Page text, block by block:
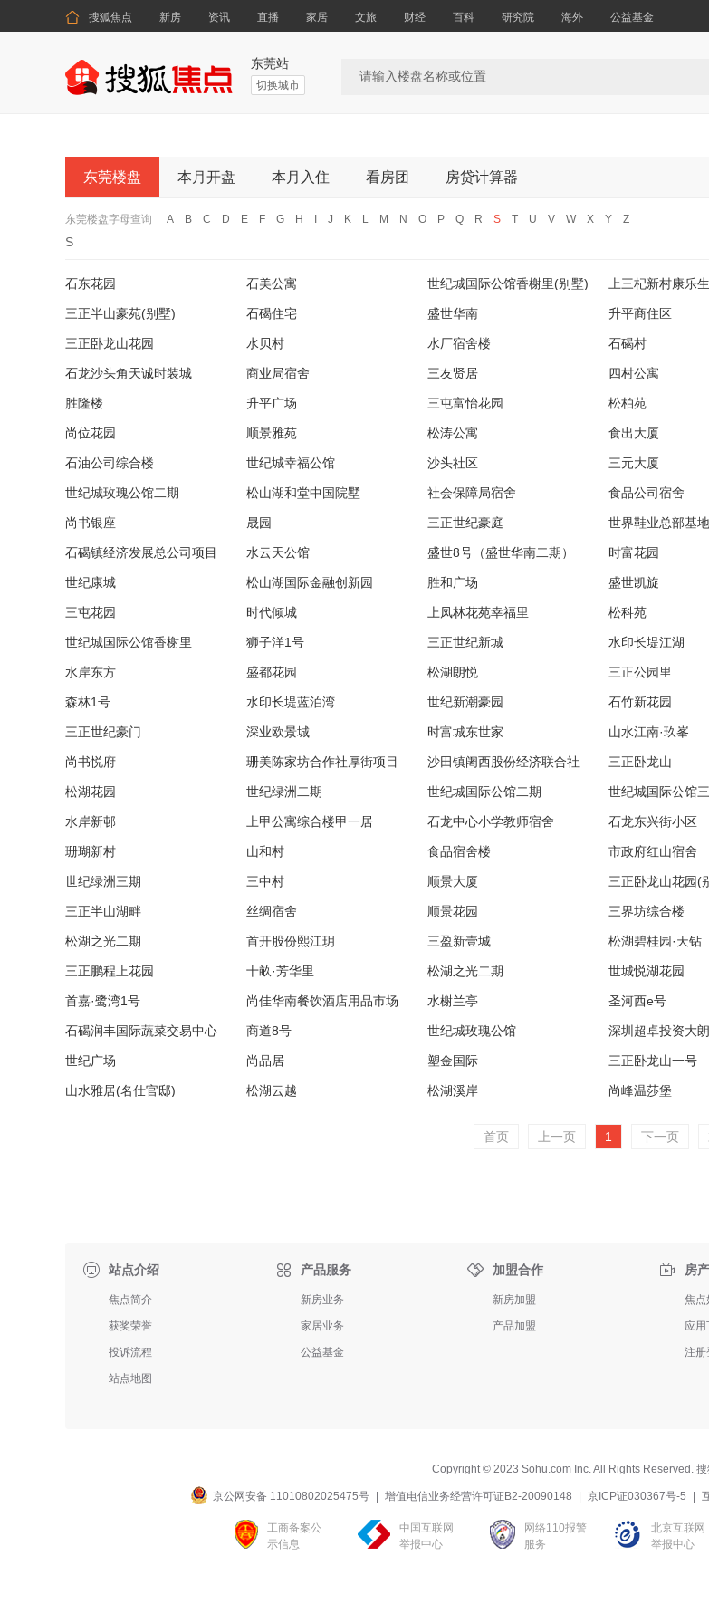
 搜狐焦点 新房 资讯 直播 家居 文旅 财经 百科 研究院 海外 公益基金
东莞站
切换城市
东莞楼盘 本月开盘 本月入住 看房团 房贷计算器
东莞楼盘字母查询 A B C D E F G H J K L M N O P Q R S T U V W X Y Z
S
石东花园 石美公寓 世纪城国际公馆香榭里(别墅) 上三杞新村康乐
三正半山豪苑(别墅) 石碣住宅 盛世华南 升平商住区
三正卧龙山花园 水贝村 水厂宿舍楼 石碣村
石龙沙头角天诚时装城 商业局宿舍 三友贤居 四村公寓
胜隆楼 升平广场 三屯富怡花园 松柏苑
尚位花园 顺景雅苑 松涛公寓 食出大厦
石油公司综合楼 世纪城幸福公馆 沙头社区 三元大厦
世纪城玫瑰公馆二期 松山湖和堂中国院墅 社会保障局宿舍 食品公司宿舍
尚书银座 晟园 三正世纪豪庭 世界鞋业总部基地
石碣镇经济发展总公司项目 水云天公馆 盛世8号（盛世华南二期） 时富花园
世纪康城 松山湖国际金融创新园 胜和广场 盛世凯旋
三屯花园 时代倾城 上凤林花苑幸福里 松科苑
世纪城国际公馆香榭里 狮子洋1号 三正世纪新城 水印长堤江湖
水岸东方 盛都花园 松湖朗悦 三正公园里
森林1号 水印长堤蓝泊湾 世纪新潮豪园 石竹新花园
三正世纪豪门 深业欧景城 时富城东世家 山水江南·玖峯
尚书悦府 珊美陈家坊合作社厚街项目 沙田镇阇西股份经济联合社 三正卧龙山
松湖花园 世纪绿洲二期 世纪城国际公馆二期 世纪城国际公馆
水岸新邨 上甲公寓综合楼甲一居 石龙中心小学教师宿舍 石龙东兴街小区
珊瑚新村 山和村 食品宿舍楼 市政府红山宿舍
世纪绿洲三期 三中村 顺景大厦 三正卧龙山花园(
三正半山湖畔 丝绸宿舍 顺景花园 三界坊综合楼
松湖之光二期 首开股份熙江玥 三盈新壹城 松湖碧桂园·天钻
三正鹏程上花园 十畝·芳华里 松湖之光二期 世城悦湖花园
首嘉·鹭湾1号 尚佳华南餐饮酒店用品市场 水榭兰亭 圣河西e号
石碣润丰国际蔬菜交易中心 商道8号 世纪城玫瑰公馆 深圳超卓投资大
世纪广场 尚品居 塑金国际 三正卧龙山一号
山水雅居(名仕官邸) 松湖云越 松湖溪岸 尚峰温莎堡
首页 上一页 1 下一页
站点介绍
焦点简介
获奖荣誉
投诉流程
站点地图
 产品服务
新房业务
家居业务
公益基金
 加盟合作
新房加盟
产品加盟
 房
焦点
应用
注册
Copyright©2023 Sohu.com Inc. All Rights Reserved. 搜
京公网安备 11010802025475号 增值电信业务经营许可证B2-20090148 京ICP证030367号-5
工商备案公
示信息
中国互联网
举报中心
网络110报警
服务
北京互联网
举报中心